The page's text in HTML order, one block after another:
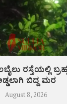
ರಸ್ತೆಯಲ್ಲಿ
ಬಿದ್ದ ಮರ
August 8, 2026